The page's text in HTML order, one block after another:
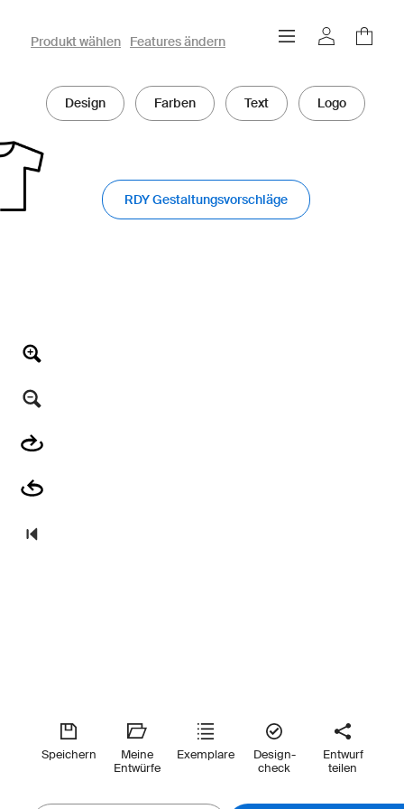
owayo 3D-Konfigurator
Produkt wählen Features ändern
Design Farben Text Logo
RDY Gestaltungsvorschläge
Speichern
Meine
Entwürfe
Exemplare
Design-
check
Entwurf
teilen